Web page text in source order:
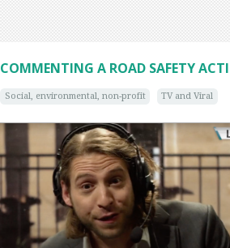
COMMENTING A ROAD SAFETY
Social, environmental, non-profit TV and Viral